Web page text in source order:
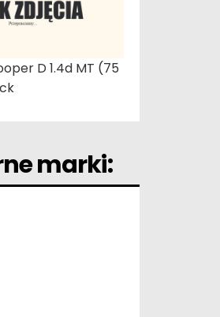
D 1.4d MT (75
marki: